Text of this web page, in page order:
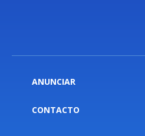
ANUNCIAR
CONTACTO